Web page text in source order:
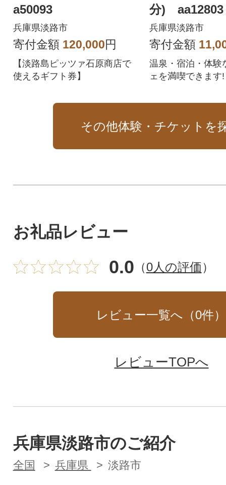
a50093
兵庫県淡路市
寄付金額 120,000円
【淡路島ピッツァ石原商店で
使えるギフト券】
分) aa12803
兵庫県淡路市
寄付金額
温泉・宿泊・体験
ェを満喫できます!
その他体験・チケットを
お礼品レビュー
0.0 （0人の評価）
レビュー一覧へ（0件）
レビューTOPへ
兵庫県淡路市のご紹介
全国 兵庫県 淡路市